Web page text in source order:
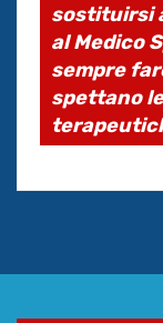
sostituirsi
al Medico
sempre
spettano